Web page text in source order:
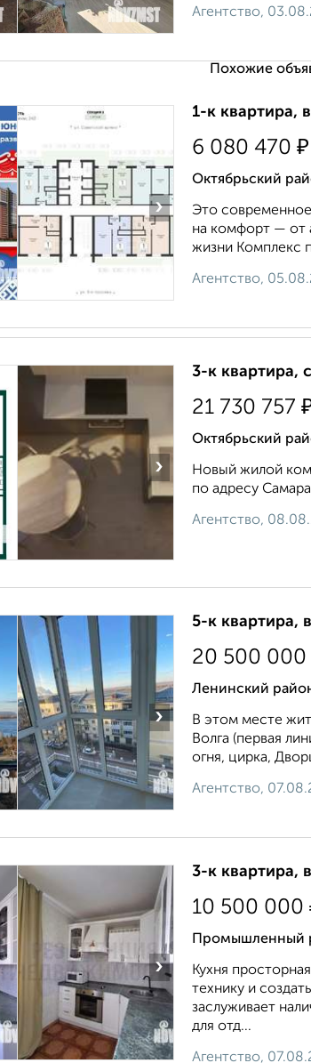
Агентство,
Похожие
›
1-к квартира,
6 080 470 ₽
Октябрьский
Это современное
на комфорт — от
жизни Комплекс
Агентство,
›
3-к квартира,
21 730 757
Октябрьский
Новый жилой
по адресу
Агентство,
›
5-к квартира,
20 500 000
Ленинский
В этом месте
Волга (первaя
огня, цирка,
Агентство,
›
3-к квартира,
10 500 000
Промышленный
Кухня
технику и
заслуживает
для отд...
Агентство,